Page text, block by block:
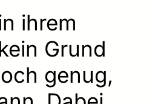
ihrem
Grund
genug,